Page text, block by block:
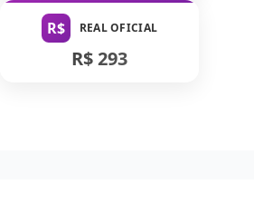
R$ REAL OFICIAL
R$ 293